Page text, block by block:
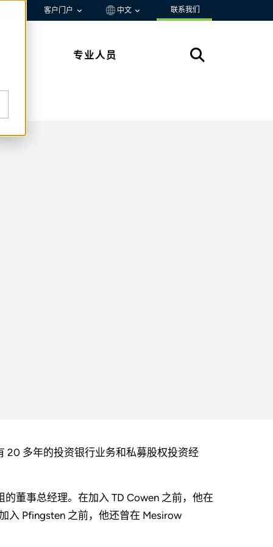
客户门户 中文 联系我们
专业人员
20 多年的投资银行业务和私募股权投资经
董事总经理。在加入 TD Cowen 之前，他在
入 Pfingsten 之前，他还曾在 Mesirow